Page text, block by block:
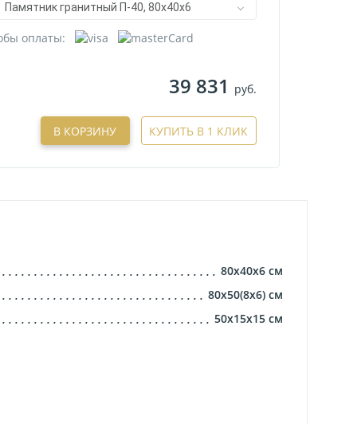
Памятник гранитный П-40, 80х40х6
оплаты:
39 831 руб.
В КОРЗИНУ КУПИТЬ В 1 КЛИК
80х40х6см
80х50(8х6)см
50х15х15см